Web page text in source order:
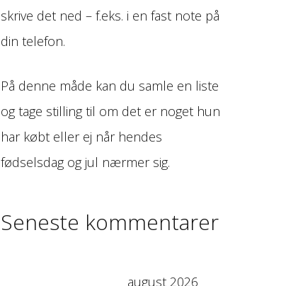
skrive det ned – f.eks. i en fast note på
din telefon.
På denne måde kan du samle en liste
og tage stilling til om det er noget hun
har købt eller ej når hendes
fødselsdag og jul nærmer sig.
Seneste kommentarer
august 2026